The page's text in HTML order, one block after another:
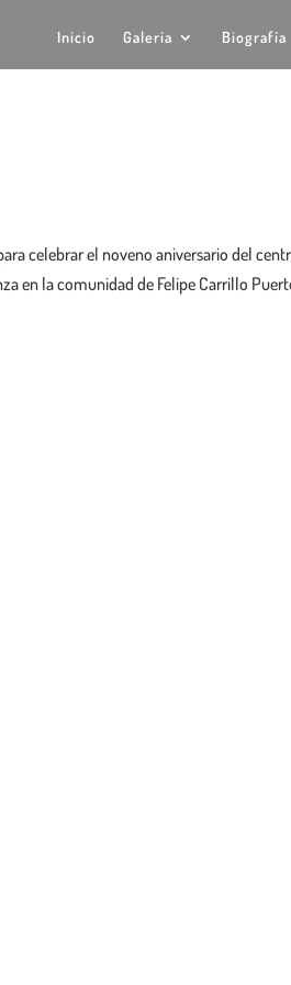
Inicio Galería Biografía
celebrar el noveno aniversario del
en la comunidad de Felipe Carrillo